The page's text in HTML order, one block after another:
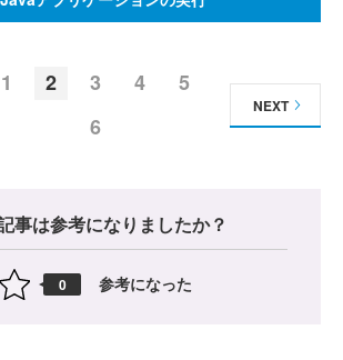
1 2 3 4
5
6
NEXT
事は参考になりましたか？
0 参考になった